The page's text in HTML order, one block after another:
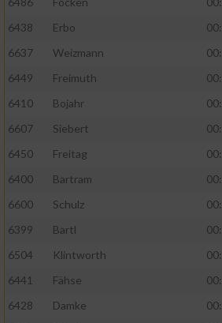
6438
Erbo
6637
Weizmann
6449
Freimuth
6410
Bojahr
6607
Siebert
6450
Freitag
6400
Bartram
6600
Schulz
6399
Bartl
6504
Klintworth
6441
Fähse
6428
Damke
Verwendung von Profilen zur Auswahl
Messung der Werbeleistung
Messung der Performance von
Analyse von Zielgruppen durch
oder Kombinationen von Daten aus
verschiedenen Quellen
Entwicklung und Verbesserung der
von Inhalten